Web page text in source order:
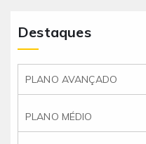
Destaques
PLANO AVANÇADO
PLANO MÉDIO